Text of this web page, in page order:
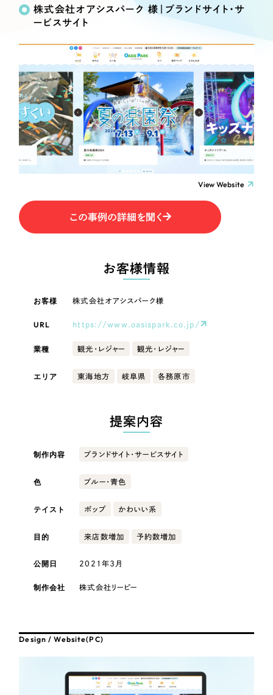
サービス
Service
サービス紹介
一過性の広告に頼らず、「仕組み」と「ノウハウ」
を残す資産型DX支援をご提供します
Webサイト制作
コーポレートサイト制作
採用サイト制作
ECサイト制作
ブランドサイト制作
リープ・プロジェクト／マーケティング代行
ライン領域のマーケティングまでまるっと代行
採用DX支援
リープ・リクルーティング／採用業務代行
リープ・キャリア
完全成功報酬型のスカウト型ハイクラス人材紹介（岐阜・愛知）
Pace ／ クラウド型工数管理ツール
日報ツールで案件ごとの営業利益をリアルタイムに可視化
採用サイト制作
ECサイト制作
ブランドサイト制作
ブランディング支援
制作実績
すべて （624件）
コーポレート・企業サイト （278件）
ブランドサイト・サービスサイト （85件）
求人・採用サイト
ポータルサイト・メディアサイト
LP（ランディングページ）
ブランディング（ロゴ・印刷物）
その他 （1件）
オプションサービス
お客様インタビュー
Outsourcing
アウトソーシング（代行支援）
リープ・プロジェクト
「採用強化」を目的とした採用業務代行
その他のサービス
AI倫理ポリシー クッキーポリシー
コーポレート・企業サイト
ブランドサイト・サービスサイト
求人・採用サイト
ECサイト（オンラインショップ）
ポータルサイト・メディアサイト
キャンペーン・プロモーション
ブランディング（ロゴ・印刷物）
医療・福祉
コンサルティング・調査
人材紹介・派遣
株式会社オアシスパーク 様｜ブランドサイト・サ
ービスサイト
View Website
この事例の詳細を聞く
お客様情報
お客様 株式会社オアシスパーク様
URL https://www.oasispark.co.jp/
業種 観光・レジャー 観光・レジャー
エリア 東海地方 岐阜県 各務原市
提案内容
制作内容 ブランドサイト・サービスサイト
色 ブルー・青色
テイスト ポップ かわいい系
目的 来店数増加 予約数増加
公開日 2021年3月
制作会社 株式会社リーピー
Design / Website(PC)